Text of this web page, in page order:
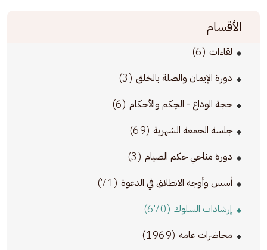
الأقسام
لقاءات (6)
دورة الإيمان والصلة بالخلق (3)
حجة الوداع - الحِكم والأحكام (6)
جلسة الجمعة الشهرية (69)
دورة مناحي حكم الصيام (3)
أسس وأوجه الانطلاق في الدعوة (71)
إرشادات السلوك (670)
محاضرات عامة (1969)